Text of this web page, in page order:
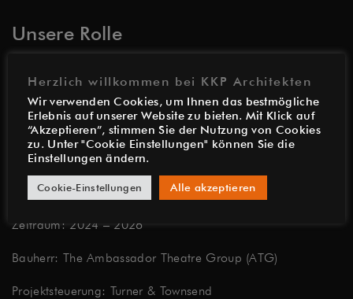
Unsere Rolle
zur Seite – als erfahrener Partner in Fragen der
Qualitätssicherung, Planungskultur und Umsetzung
komplexer Theaterbauten.
Objektdaten
Zeitraum: 2024 – 2026
Bauherr: The Ambassador Theatre Group (ATG)
Projektsteuerung: Turner & Townsend
Herzlich willkommen bei KKP Architekten
Wir verwenden Cookies, um Ihnen das bestmögliche
Erlebnis auf unserer Website zu bieten. Mit Klick auf
“Akzeptieren”, stimmen Sie der Nutzung von Cookies
zu. Unter "Cookie Einstellungen" können Sie die
Einstellungen ändern.
Cookie-Einstellungen Alle akzeptieren